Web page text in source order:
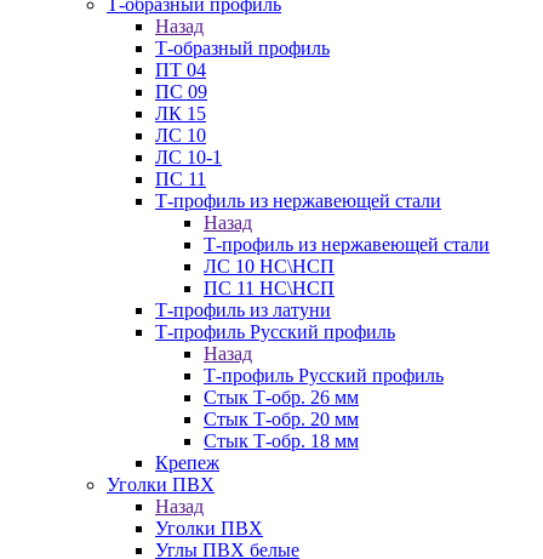
Т-образный профиль
Назад
Т-образный профиль
ПТ 04
ПС 09
ЛК 15
ЛС 10
ЛС 10-1
ПС 11
Т-профиль из нержавеющей стали
Назад
Т-профиль из нержавеющей стали
ЛС 10 НС\НСП
ПС 11 НС\НСП
Т-профиль из латуни
Т-профиль Русский профиль
Назад
Т-профиль Русский профиль
Стык Т-обр. 26 мм
Стык Т-обр. 20 мм
Стык Т-обр. 18 мм
Крепеж
Уголки ПВХ
Назад
Уголки ПВХ
Углы ПВХ белые